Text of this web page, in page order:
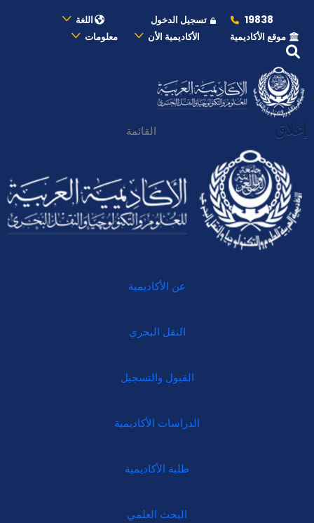
19838 تسجيل الدخول
اللغة
موقع الأكاديمية
الأكاديمية الأن معلومات
إغلاق القائمة
عن الأكاديمية
النقل البحري
القبول والتسجيل
الدراسات الأكاديمية
طلبة الأكاديمية
البحث العلمي